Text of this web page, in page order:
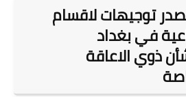
توجيهات لاقسام
في بغداد
ذوي الاعاقة